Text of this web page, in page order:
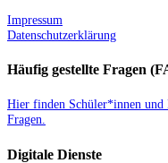
Impressum
Datenschutzerklärung
Häufig gestellte Fragen
Hier finden Schüler*innen
Fragen.
Digitale Dienste